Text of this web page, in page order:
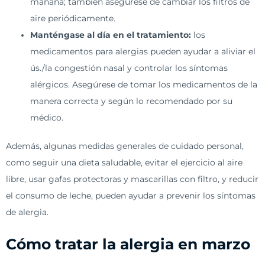
aire periódicamente.
Manténgase al día en el tratamiento: los
medicamentos para alergias pueden ayudar a aliviar el
ús./la congestión nasal y controlar los síntomas
alérgicos. Asegúrese de tomar los medicamentos de la
manera correcta y según lo recomendado por su
médico.
Además, algunas medidas generales de cuidado personal,
como seguir una dieta saludable, evitar el ejercicio al aire
libre, usar gafas protectoras y mascarillas con filtro, y reducir
el consumo de leche, pueden ayudar a prevenir los síntomas
de alergia.
Cómo tratar la alergia en marzo